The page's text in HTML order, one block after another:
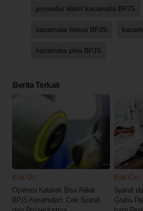
prosedur klaim kacamata BPJS
kacamata minus BPJS
kacamata plus BPJS
Berita Terkait
Kiat On
Operasi Katarak Bisa Pakai
BPJS Kesehatan, Cek Syarat
Kiat On
Syarat
Gratis